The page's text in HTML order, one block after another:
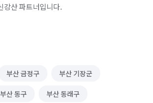
강산 파트너입니다.
부산 금정구 부산 기장군
부산 동구 부산 동래구